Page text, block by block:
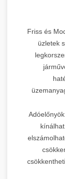
Friss és
üzletek